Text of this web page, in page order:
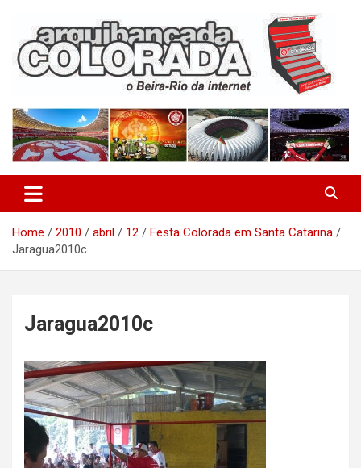
content
Arquibancada Colorada
Home 2010 abril 12
Festa Colorada em Santa Catarina
Jaragua2010c
Jaragua2010c